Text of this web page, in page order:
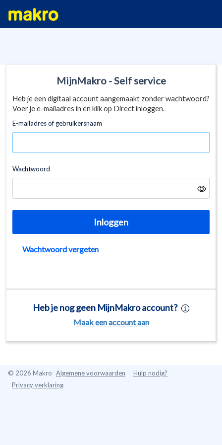
MijnMakro - Self service
Heb je een digitaal account aangemaakt zonder wachtwoord?
Voer je e-mailadres in en klik op Direct inloggen.
E-mailadres of gebruikersnaam
Wachtwoord
Inloggen
Wachtwoord vergeten
Heb je nog geen MijnMakro account?
Maak een account aan
© 2026 Makro Algemene voorwaarden
Hulp nodig?
Privacy verklaring